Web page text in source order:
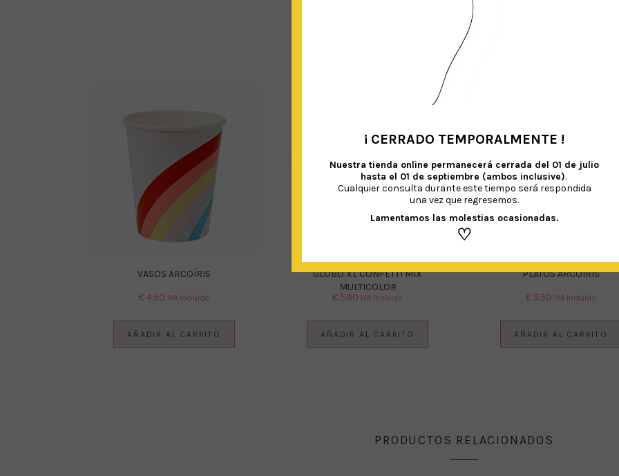
TAMBIÉN TE RECOMENDAMOS…
VASOS ARCOÍRIS
€4.50 IVA Incluido
AÑADIR AL CARRITO
GLOBO XL CONFETTI MIX
MULTICOLOR
€ 5.90 IVA Incluido
AÑADIR AL CARRITO
PLATOS ARCOÍRIS
€ 5.50 IVA Incluido
AÑADIR AL CARRITO
PRODUCTOS RELACIONADOS
¡ CERRADO TEMPORALMENTE !
Nuestra tienda online permanecerá cerrada del 01 de julio
hasta el 01 de septiembre (ambos inclusive).
Cualquier consulta durante este tiempo será respondida
una vez que regresemos.
Lamentamos las molestias ocasionadas.
♡